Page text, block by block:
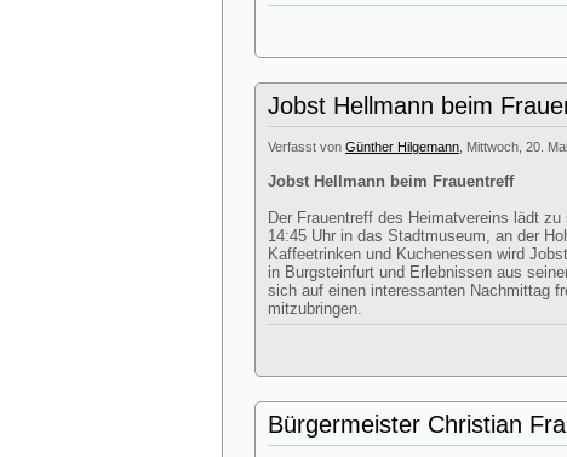
Jobst Hellmann beim
Verfasst von Günther Hilgemann , Mittwoch, 20.
Jobst Hellmann beim Frauentreff
Der Frauentreff des Heimatvereins lädt
14:45 Uhr in das Stadtmuseum, an der
Kaffeetrinken und Kuchenessen wird
in Burgsteinfurt und Erlebnissen aus
sich auf einen interessanten Nachmittag
mitzubringen.
Bürgermeister Christian